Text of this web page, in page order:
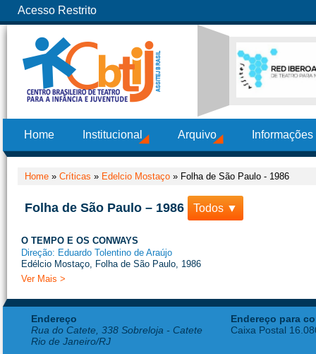
Acesso Restrito
Home Institucional Arquivo
Home » Críticas » Edelcio Mostaço » Folha de São Paulo - 1986
Folha de São Paulo – 1986 Todos ▼
O TEMPO E OS CONWAYS
Direção: Eduardo Tolentino de Araújo
Edélcio Mostaço, Folha de São Paulo, 1986
Ver Mais >
Endereço
Rua do Catete, 338 Sobreloja - Catete
Rio de Janeiro/RJ
Endereço para
Caixa Postal